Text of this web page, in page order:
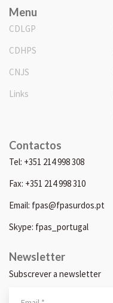
Menu
CDLGP
CDHPS
CNJS
Links
Contactos
Tel: +351 214 998 308
Fax: +351 214 998 310
Email: fpas@fpasurdos.pt
Skype: fpas_portugal
Newsletter
Subscrever a newsletter